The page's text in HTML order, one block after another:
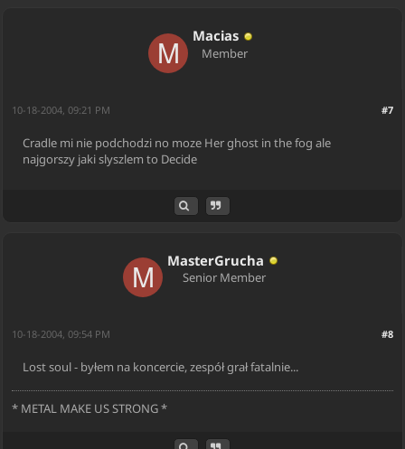
Macias
Member
#7
10-18-2004, 09:21 PM
Cradle mi nie podchodzi no moze Her ghost in the fog ale
najgorszy jaki slyszlem to Decide
MasterGrucha
Senior Member
#8
10-18-2004, 09:54 PM
Lost soul - byłem na koncercie, zespół grał fatalnie...
* METAL MAKE US STRONG *